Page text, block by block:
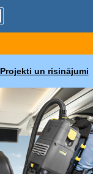
Projekti un risinājumi